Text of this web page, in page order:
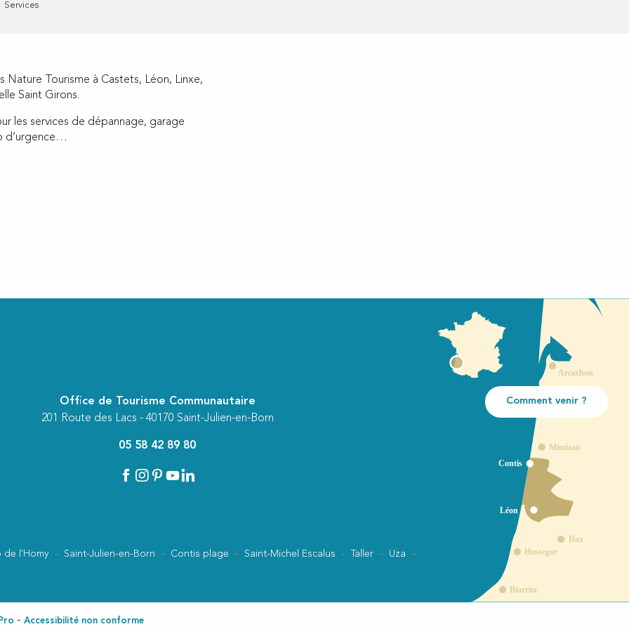
Services
Nature Tourisme à Castets, Léon, Linxe,
Saint Girons.
les services de dépannage, garage
d’urgence…
favoris
Office de Tourisme Communautaire
201 Route des Lacs - 40170 Saint-Julien-en-Born
05 58 42 89 80
Comment venir ?
de l'Homy Saint-Julien-en-Born Contis plage Saint-Michel Escalus Taller
Uza
Accessibilité non conforme